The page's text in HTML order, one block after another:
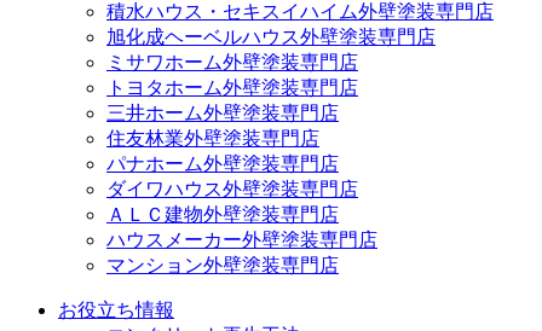
積水ハウス・セキスイハイム外壁塗装専門店
旭化成ヘーベルハウス外壁塗装専門店
ミサワホーム外壁塗装専門店
トヨタホーム外壁塗装専門店
三井ホーム外壁塗装専門店
住友林業外壁塗装専門店
パナホーム外壁塗装専門店
ダイワハウス外壁塗装専門店
ＡＬＣ建物外壁塗装専門店
ハウスメーカー外壁塗装専門店
マンション外壁塗装専門店
お役立ち情報